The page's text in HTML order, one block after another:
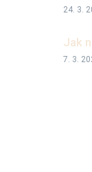
24. 3.
Jak
7. 3.